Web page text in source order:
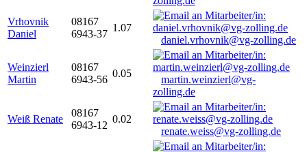
Vrhovnik
Daniel
08167
6943-37
1.07
daniel.vrhovnik@vg-zolling.de
Weinzierl
Martin
08167
6943-56
0.05
martin.weinzierl@vg-
zolling.de
Weiß Renate
08167
6943-12
0.02
renate.weiss@vg-zolling.de